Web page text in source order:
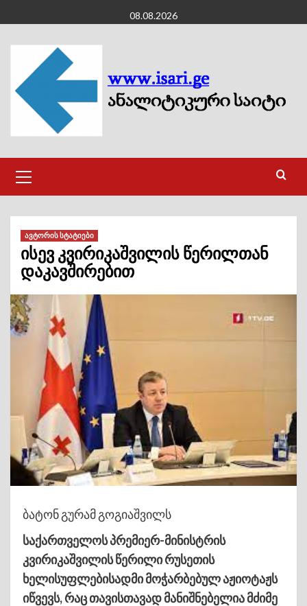
to
content
08.08.2026
Menu
ავტორის სტატიები
ისევ კვირიკაშვილის წერილთან
დაკავშირებით
ბატონ გურამ გოგიაშვილს
საქართველოს პრემიერ-მინისტრის
კვირიკაშვილის წერილი რუსეთის
ხელისუფლებისადმი მოჭარბებულ აჟიოტაჟს
იწვევს, რაც თავისთავად მანიშნებელია მძიმე